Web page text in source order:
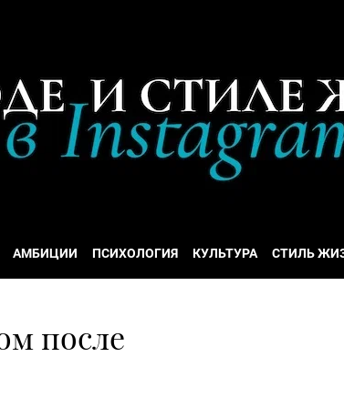
АМБИЦИИ ПСИХОЛОГИЯ КУЛЬТУРА СТИЛЬ
после